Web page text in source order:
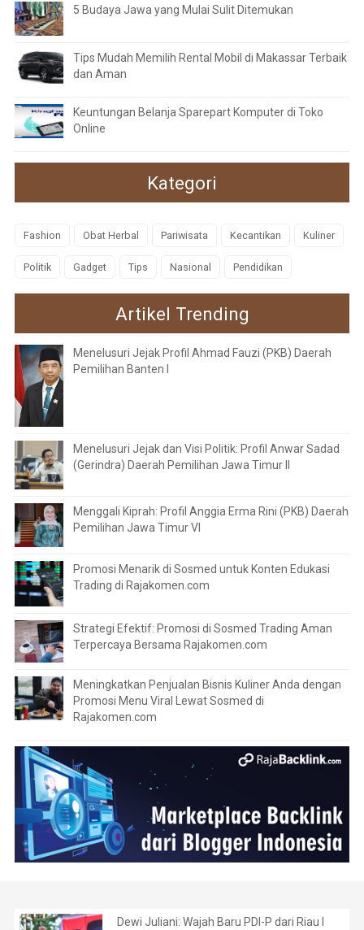
5 Budaya Jawa yang Mulai Sulit Ditemukan
Tips Mudah Memilih Rental Mobil di Makassar Terbaik
dan Aman
Keuntungan Belanja Sparepart Komputer di Toko
Online
Kategori
Fashion Obat Herbal Pariwisata Kecantikan Kuliner
Politik Gadget Tips Nasional Pendidikan
Artikel Trending
Menelusuri Jejak Profil Ahmad Fauzi (PKB) Daerah
Pemilihan Banten I
Menelusuri Jejak dan Visi Politik: Profil Anwar Sadad
(Gerindra) Daerah Pemilihan Jawa Timur II
Menggali Kiprah: Profil Anggia Erma Rini (PKB) Daerah
Pemilihan Jawa Timur VI
Promosi Menarik di Sosmed untuk Konten Edukasi
Trading di Rajakomen.com
Strategi Efektif: Promosi di Sosmed Trading Aman
Terpercaya Bersama Rajakomen.com
Meningkatkan Penjualan Bisnis Kuliner Anda dengan
Promosi Menu Viral Lewat Sosmed di
Rajakomen.com
Dewi Juliani: Wajah Baru PDI-P dari Riau I